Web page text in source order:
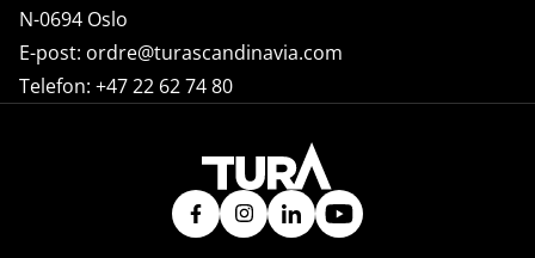
N-0694 Oslo
E-post: ordre@turascandinavia.com
Telefon: +47 22 62 74 80